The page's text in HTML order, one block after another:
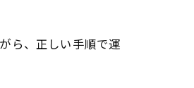
ら、正しい手順で運